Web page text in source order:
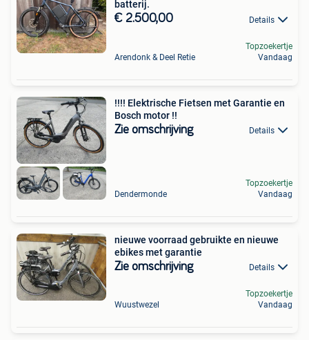
batterij.
€ 2.500,00 Details
Arendonk & Deel Retie
Topzoekertje
Vandaag
!!!! Elektrische Fietsen met Garantie en
Bosch motor !!
Zie omschrijving Details
Dendermonde
Topzoekertje
Vandaag
nieuwe voorraad gebruikte en nieuwe
ebikes met garantie
Zie omschrijving Details
Wuustwezel
Topzoekertje
Vandaag